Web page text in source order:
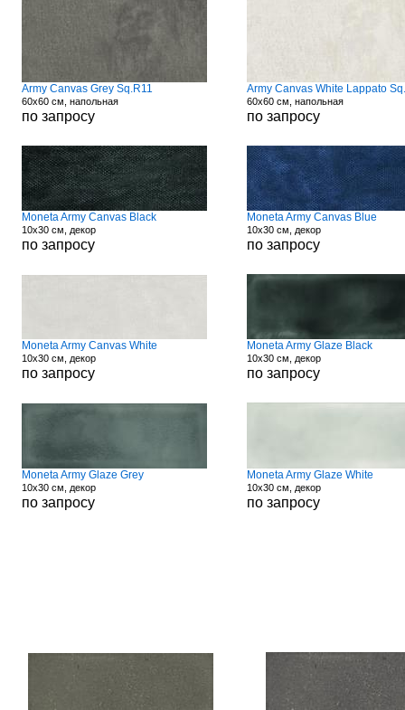
Army Canvas Grey Sq.R11
60x60 см, напольная
по запросу
Army Canvas White Lappato Sq.
60x60 см, напольная
по запросу
Moneta Army Canvas Black
10x30 см, декор
по запросу
Moneta Army Canvas Blue
10x30 см, декор
по запросу
Moneta Army Canvas White
10x30 см, декор
по запросу
Moneta Army Glaze Black
10x30 см, декор
по запросу
Moneta Army Glaze Grey
10x30 см, декор
по запросу
Moneta Army Glaze White
10x30 см, декор
по запросу